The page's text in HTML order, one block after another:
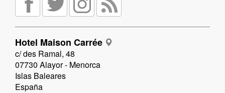
Hotel Maison Carrée
c/ des Ramal, 48
07730 Alayor - Menorca
Islas Baleares
España